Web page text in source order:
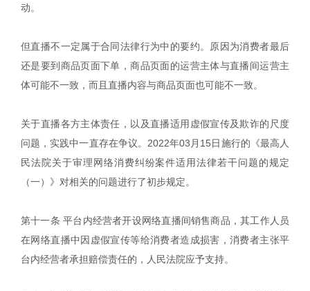
动。
但直播不一定属于合同法律行为中的要约。原因为消费者最后
还是要到商品页面下单，商品页面的运营主体与直播间运营主
体可能不一致，而且直播内容与商品页面也可能不一致。
关于直播各方主体责任，以及直播适用虚假宣传及欺诈的尺度
问题，实践中一直存在争议。2022年03月15日施行的《最高人
民法院关于审理网络消费纠纷案件适用法律若干问题的规定
（一）》对相关的问题进行了初步规定。
第十一条 平台内经营者开设网络直播间销售商品，其工作人员
在网络直播中因虚假宣传等给消费者造成损害，消费者主张平
台内经营者承担赔偿责任的，人民法院应予支持。